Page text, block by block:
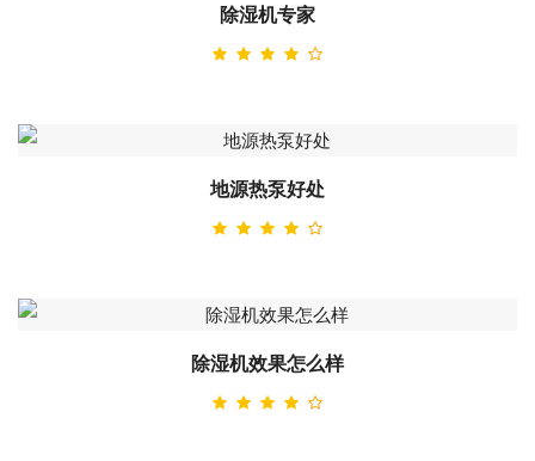
除湿机专家
地源热泵好处
除湿机效果怎么样